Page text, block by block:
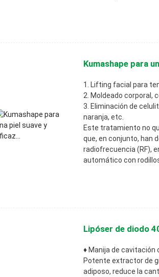
Kumashape para
1. Lifting facial para
2. Moldeado corporal,
3. Eliminación de
naranja, etc.
Este tratamiento no
que, en conjunto, han
radiofrecuencia (RF),
automático con
Lipóser de diodo
♦ Manija de cavitación
Potente extractor de
adiposo, reduce la